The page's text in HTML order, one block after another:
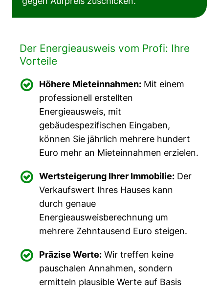
Der Energieausweis vom Profi: Ihre
Vorteile
 Höhere Mieteinnahmen: Mit einem
professionell erstellten
Energieausweis, mit
gebäudespezifischen Eingaben,
können Sie jährlich mehrere hundert
Euro mehr an Mieteinnahmen erzielen.
 Wertsteigerung Ihrer Immobilie: Der
Verkaufswert Ihres Hauses kann
durch genaue
Energieausweisberechnung um
mehrere Zehntausend Euro steigen.
 Präzise Werte: Wir treffen keine
pauschalen Annahmen, sondern
ermitteln plausible Werte auf Basis